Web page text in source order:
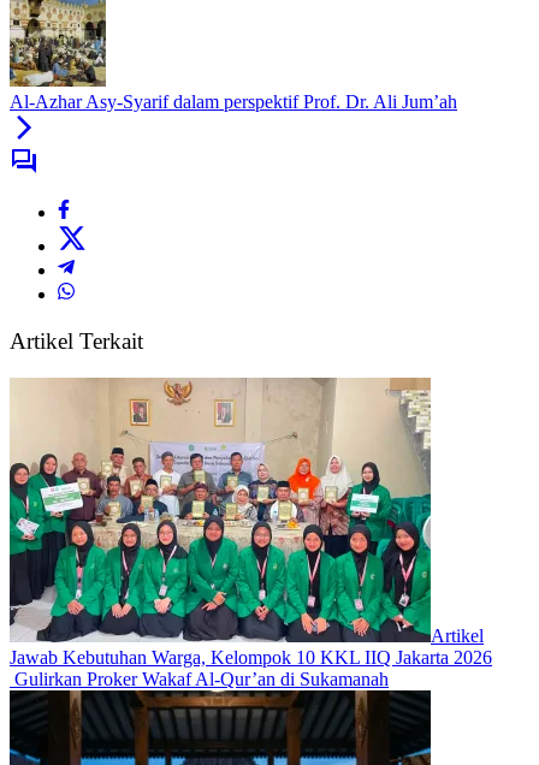
Al-Azhar Asy-Syarif dalam perspektif Prof. Dr. Ali Jum’ah
Artikel Terkait
Artikel
Jawab Kebutuhan Warga, Kelompok 10 KKL IIQ Jakarta 2026
Gulirkan Proker Wakaf Al-Qur’an di Sukamanah